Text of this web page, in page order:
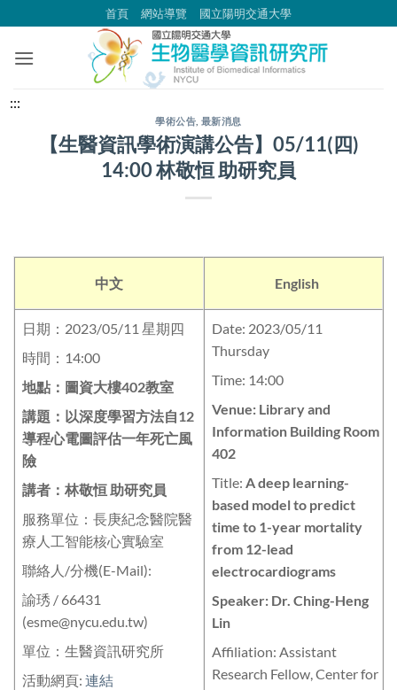
到
內
首頁 網站導覽 國立陽明交通大學
:::
學術公告 最新消息
【生醫資訊學術演講公告】05/11(四)
14:00 林敬恒 助研究員
中文 English
日期：2023/05/11 星期四
時間：14:00
地點：圖資大樓402教室
講題： 以深度學習方法自12
導程心電圖評估一年死亡風
險
講者： 林敬恒 助研究員
服務單位：長庚紀念醫院醫
療人工智能核心實驗室
聯絡人/分機(E-Mail):
諭琇 / 66431
(esme@nycu.edu.tw)
單位：生醫資訊研究所
活動網頁: 連結
Date: 2023/05/11
Thursday
Time: 14:00
Venue: Library and
Information Building Room
402
Title: A deep learning-
based model to predict
time to 1-year mortality
from 12-lead
electrocardiograms
Speaker: Dr. Ching-Heng
Lin
Affiliation: Assistant
Research Fellow, Center for